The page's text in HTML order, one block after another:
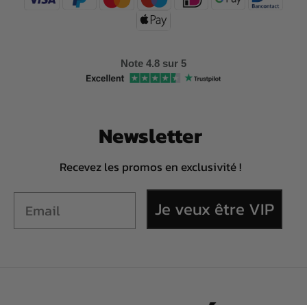
Note 4.8 sur 5
Newsletter
Recevez les promos en exclusivité !
Je veux être VIP